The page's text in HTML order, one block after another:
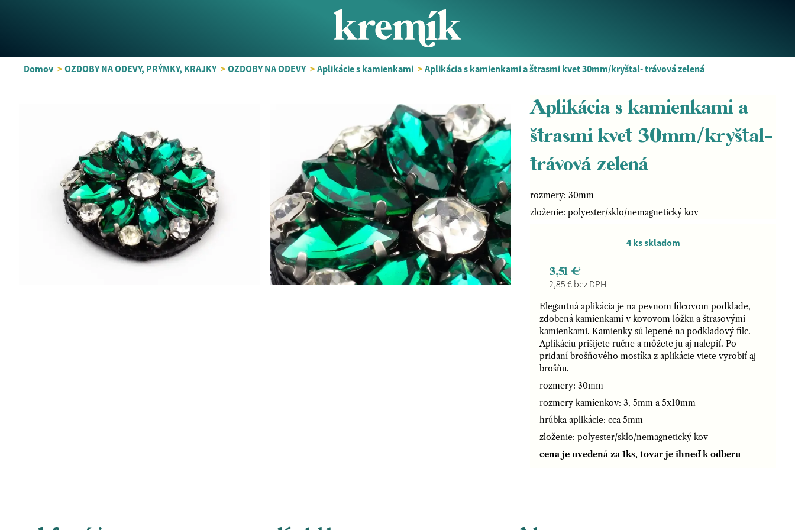
Domov > OZDOBY NA ODEVY, PRÝMKY, KRAJKY > OZDOBY NA ODEVY > Aplikácie s kamienkami > Aplikácia s kamienkami a štrasmi kvet 30mm/kryštal- trávová zelená
Aplikácia s kamienkami a
štrasmi kvet 30mm/kryštal-
trávová zelená
rozmery: 30mm
zloženie: polyester/sklo/nemagnetický kov
4 ks skladom
3,51 €
2,85 € bez DPH
Elegantná aplikácia je na pevnom filcovom podklade,
zdobená kamienkami v kovovom lôžku a štrasovými
kamienkami. Kamienky sú lepené na podkladový filc.
Aplikáciu prišijete ručne a môžete ju aj nalepiť. Po
pridaní brošňového mostíka z aplikácie viete vyrobiť aj
brošňu.
rozmery: 30mm
rozmery kamienkov: 3, 5mm a 5x10mm
hrúbka aplikácie: cca 5mm
zloženie: polyester/sklo/nemagnetický kov
cena je uvedená za 1ks, tovar je ihneď k odberu